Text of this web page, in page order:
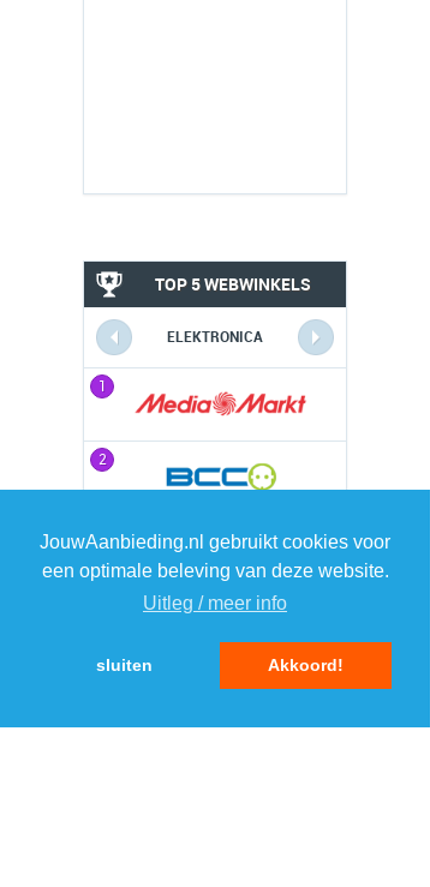
JouwAanbieding.nl gebruikt cookies voor
een optimale beleving van deze website.
Uitleg / meer info
sluiten Akkoord!
TOP 5 WEBWINKELS
ELEKTRONICA
1
2
5